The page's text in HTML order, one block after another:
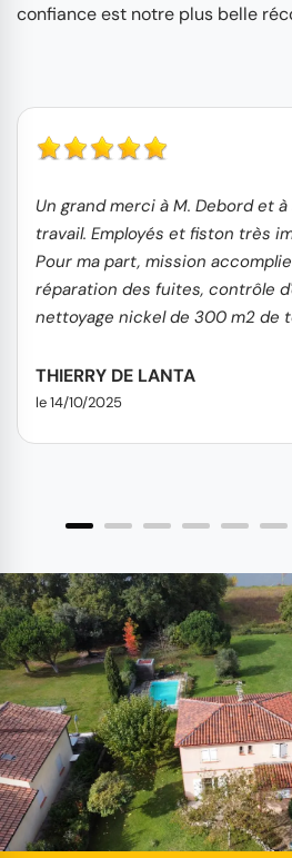
confiance est notre plus belle
Un grand merci à M. Debord et
travail. Employés et fiston très
Pour ma part, mission
réparation des fuites, contrôle
nettoyage nickel de 300 m2 de
coût/prestation est très
sans hésitation.
THIERRY DE LANTA
le 14/10/2025